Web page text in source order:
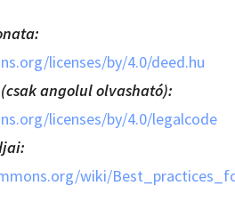
licenses/by/4.0/deed.hu
angolul olvasható):
licenses/by/4.0/legalcode
wiki/